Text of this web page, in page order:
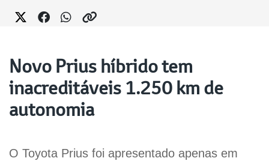
Novo Prius híbrido tem
inacreditáveis 1.250 km de
autonomia
O Toyota Prius foi apresentado apenas em